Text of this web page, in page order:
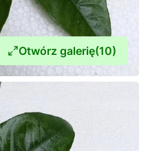
Otwórz galerię(10)